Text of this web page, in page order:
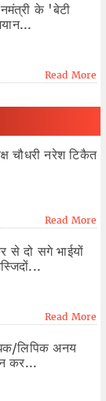
के 'बेटी
Read More
चौधरी नरेश टिकैत
Read More
से दो सगे भाईयों
Read More
लिपिक अनय
कर...